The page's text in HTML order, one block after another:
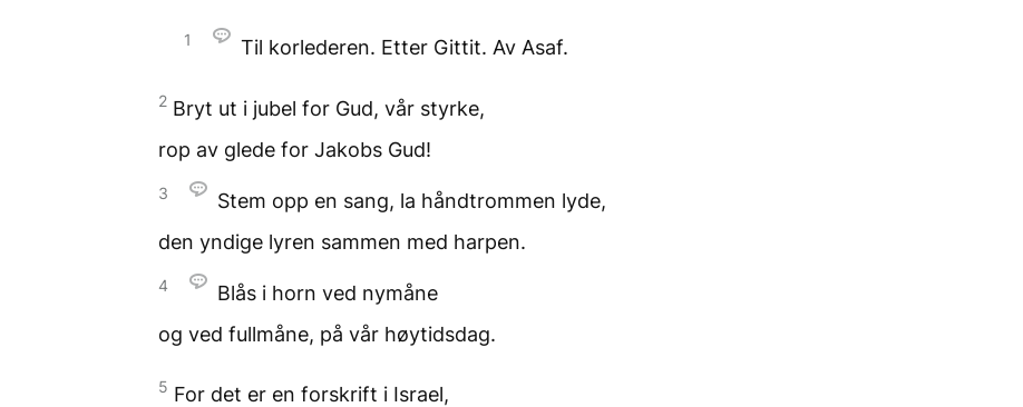
1 Til korlederen. Etter Gittit. Av Asaf.
2 Bryt ut i jubel for Gud, vår styrke,
rop av glede for Jakobs Gud!
3 Stem opp en sang, la håndtrommen lyde,
den yndige lyren sammen med harpen.
4
Blås i horn ved nymåne
og ved fullmåne, på vår høytidsdag.
5 For det er en forskrift i Israel,